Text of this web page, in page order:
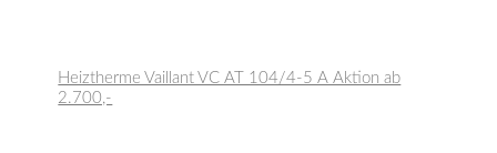
Heiztherme Vaillant VC AT 104/4-5 A Aktion ab
2.700,-